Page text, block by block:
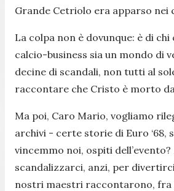
Grande Cetriolo era apparso nei
La colpa non è dovunque: è di chi
calcio-business sia un mondo di
decine di scandali, non tutti al
raccontare che Cristo è morto
Ma poi, Caro Mario, vogliamo
archivi - certe storie di Euro ‘68,
vincemmo noi, ospiti
scandalizzarci, anzi, per
nostri maestri raccontarono, fra